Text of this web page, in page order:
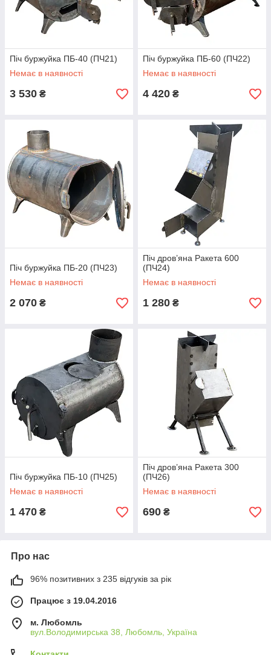
Піч буржуйка ПБ-40 (ПЧ21)
Немає в наявності
3 530 ₴
Піч буржуйка ПБ-60 (ПЧ22)
Немає в наявності
4 420 ₴
Піч буржуйка ПБ-20 (ПЧ23)
Немає в наявності
2 070 ₴
Піч дров’яна Ракета 600
(ПЧ24)
Немає в наявності
1 280 ₴
Піч буржуйка ПБ-10 (ПЧ25)
Немає в наявності
1 470 ₴
Піч дров’яна Ракета 300
(ПЧ26)
Немає в наявності
690 ₴
Про нас
96% позитивних з 235 відгуків за рік
Працює з 19.04.2016
м. Любомль
вул.Володимирська 38, Любомль, Україна